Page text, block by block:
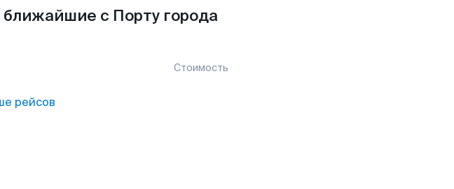
с Порту города
Стоимость
рейсов